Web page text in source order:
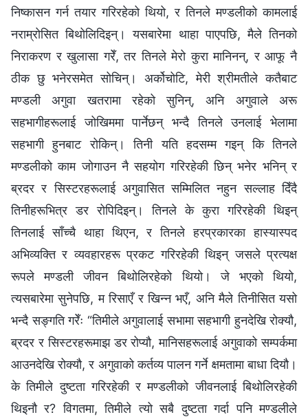
निष्कासन गर्न तयार गरिरहेको थियो, र तिनले मण्डलीको कामलाई
नराम्रोसित बिथोलिदिइन्। यसबारेमा थाहा पाएपछि, मैले तिनको
निराकरण र खुलासा गरेँ, तर तिनले मेरो कुरा मानिनन्, र आफू नै
ठीक छु भनेरसमेत सोचिन्। अर्कोचोटि, मेरी श्रीमतीले कतैबाट
मण्डली अगुवा खतरामा रहेको सुनिन्, अनि अगुवाले अरू
सहभागीहरूलाई जोखिममा पार्नेछन् भन्दै तिनले उनलाई भेलामा
सहभागी हुनबाट रोकिन्। तिनी यति हदसम्म गइन् कि तिनले
मण्डलीको काम जोगाउन नै सहयोग गरिरहेकी छिन् भनेर भनिन् र
ब्रदर र सिस्टरहरूलाई अगुवासित सम्मिलित नहुन सल्लाह दिँदै
तिनीहरूभित्र डर रोपिदिइन्। तिनले के कुरा गरिरहेकी थिइन्
तिनलाई साँच्‍चै थाहा थिएन, र तिनले हरप्रकारका हास्यास्पद
अभिव्यक्ति र व्यवहारहरू प्रकट गरिरहेकी थिइन् जसले प्रत्यक्ष
रूपले मण्डली जीवन बिथोलिरहेको थियो। जे भएको थियो,
त्यसबारेमा सुनेपछि, म रिसाएँ र खिन्‍न भएँ, अनि मैले तिनीसित यसो
भन्दै सङ्गति गरेँः “तिमीले अगुवालाई सभामा सहभागी हुनदेखि रोक्यौ,
ब्रदर र सिस्टरहरूमाझ डर रोप्यौ, मानिसहरूलाई अगुवाको सम्पर्कमा
आउनदेखि रोक्यौ, र अगुवाको कर्तव्य पालन गर्ने क्षमतामा बाधा दियौ।
के तिमीले दुष्टता गरिरहेकी र मण्डलीको जीवनलाई बिथोलिरहेकी
थिइनौ र? विगतमा, तिमीले त्यो सबै दुष्टता गर्दा पनि मण्डलीले